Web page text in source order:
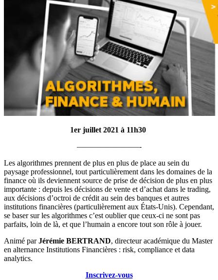
1er juillet 2021 à 11h30
————————-
Les algorithmes prennent de plus en plus de place au sein du
paysage professionnel, tout particulièrement dans les domaines de la
finance où ils deviennent source de prise de décision de plus en plus
importante : depuis les décisions de vente et d’achat dans le trading,
aux décisions d’octroi de crédit au sein des banques et autres
institutions financières (particulièrement aux États-Unis). Cependant,
se baser sur les algorithmes c’est oublier que ceux-ci ne sont pas
parfaits, loin de là, et que l’humain a encore tout son rôle à jouer.
Animé parJérémie BERTRAND, directeur académique du Master
en alternance Institutions Financières : risk, compliance et data
analytics.
Inscrivez-vous